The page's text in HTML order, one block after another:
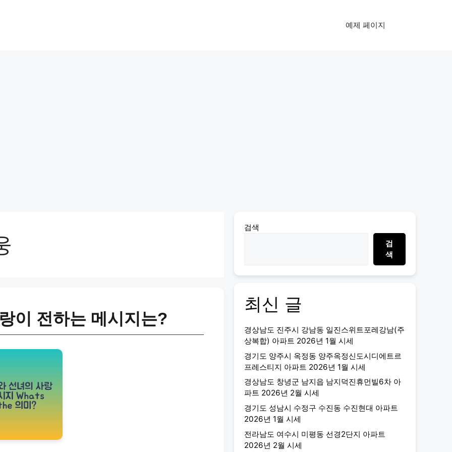
예제 페이지
이 전하는 메시지는?
검색
검
색
최신 글
경상남도 진주시 강남동 일진스위트포레강남(주
상복합) 아파트 2026년 1월 시세
경기도 양주시 옥정동 양주옥정신도시디에트르
프레스티지 아파트 2026년 1월 시세
경상남도 창녕군 남지읍 남지덕진휴먼빌6차 아
파트 2026년 2월 시세
경기도 성남시 수정구 수진동 수진현대 아파트
2026년 1월 시세
전라남도 여수시 미평동 선경2단지 아파트
2026년 2월 시세